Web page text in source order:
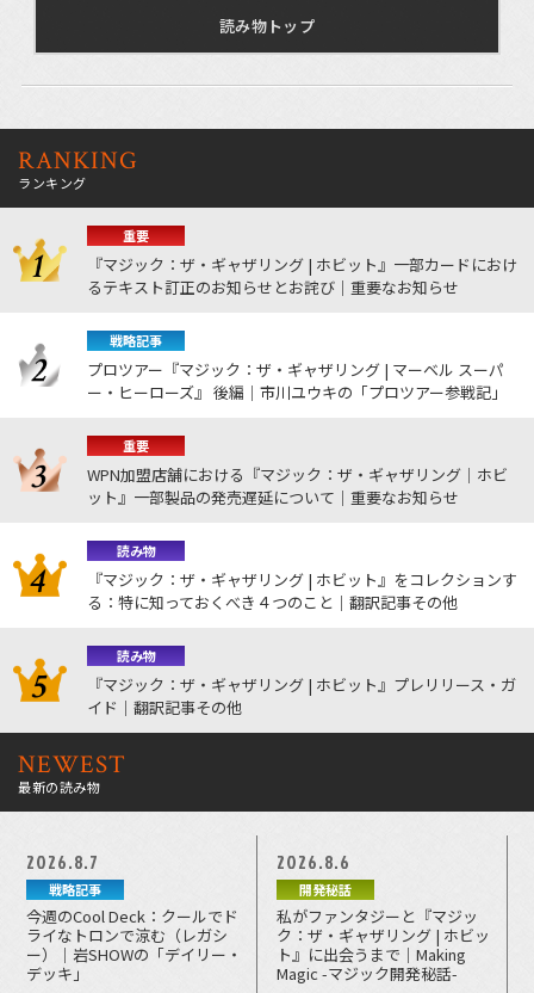
読み物トップ
RANKING
ランキング
重要
『マジック：ザ・ギャザリング | ホビット』一部カードにおけ
るテキスト訂正のお知らせとお詫び｜重要なお知らせ
戦略記事
プロツアー『マジック：ザ・ギャザリング | マーベル スーパ
ー・ヒーローズ』 後編｜市川ユウキの「プロツアー参戦記」
重要
WPN加盟店舗における『マジック：ザ・ギャザリング｜ホビ
ット』一部製品の発売遅延について｜重要なお知らせ
読み物
『マジック：ザ・ギャザリング | ホビット』をコレクションす
る：特に知っておくべき４つのこと｜翻訳記事その他
読み物
『マジック：ザ・ギャザリング | ホビット』プレリリース・ガ
イド｜翻訳記事その他
NEWEST
最新の読み物
2026.8.7
戦略記事
今週のCool Deck：クールでド
ライなトロンで涼む（レガシ
ー）｜岩SHOWの「デイリー・
デッキ」
2026.8.6
開発秘話
私がファンタジーと『マジッ
ク：ザ・ギャザリング | ホビッ
ト』に出会うまで｜Making
Magic -マジック開発秘話-